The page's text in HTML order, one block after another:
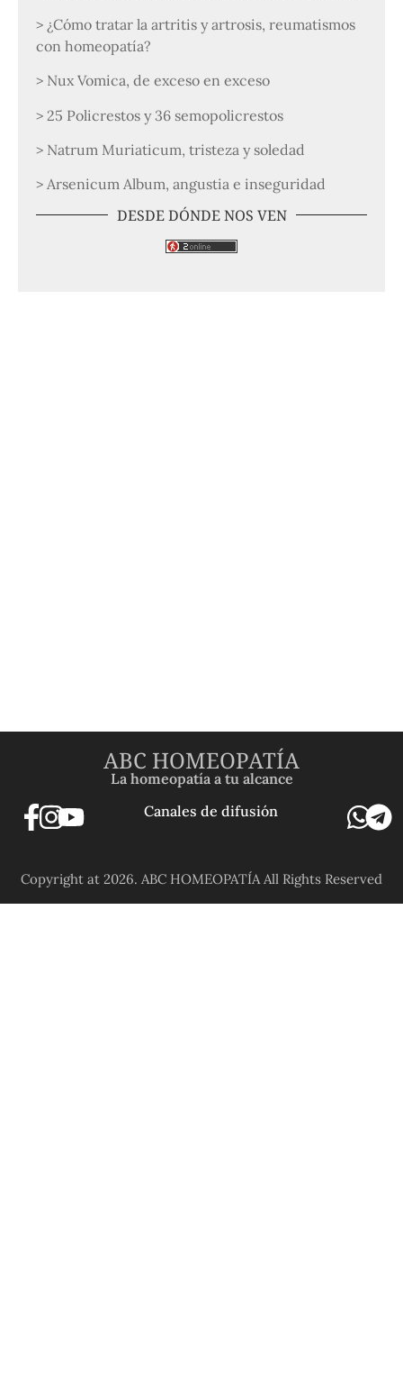
> ¿Cómo tratar la artritis y artrosis, reumatismos
con homeopatía?
> Nux Vomica, de exceso en exceso
> 25 Policrestos y 36 semopolicrestos
> Natrum Muriaticum, tristeza y soledad
> Arsenicum Album, angustia e inseguridad
DESDE DÓNDE NOS VEN
ABC HOMEOPATÍA
La homeopatía a tu alcance
Canales de difusión
Copyright at 2026. ABC HOMEOPATÍA All Rights Reserved